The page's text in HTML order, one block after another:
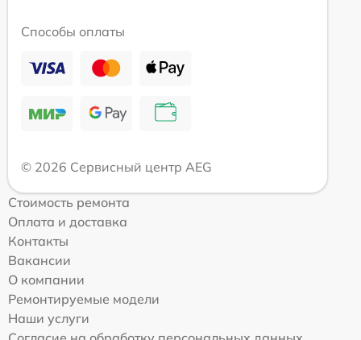
Способы оплаты
© 2026 Сервисный центр AEG
Стоимость ремонта
Оплата и доставка
Контакты
Вакансии
О компании
Ремонтируемые модели
Наши услуги